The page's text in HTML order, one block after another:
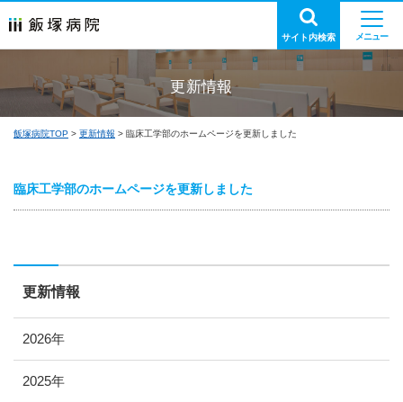
サイト内検索
更新情報
飯塚病院TOP 更新情報 臨床工学部のホームページを更新しました
臨床工学部のホームページを更新しました
更新情報
2026年
2025年